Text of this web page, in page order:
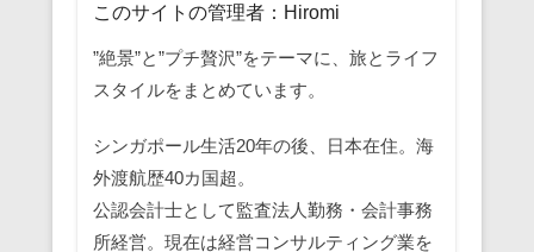
このサイトの管理者：Hiromi
”絶景”と”プチ贅沢”をテーマに、旅とライフ
スタイルをまとめています。
シンガポール生活20年の後、日本在住。海
外渡航歴40カ国超。
公認会計士として監査法人勤務・会計事務
所経営。現在は経営コンサルティング業を